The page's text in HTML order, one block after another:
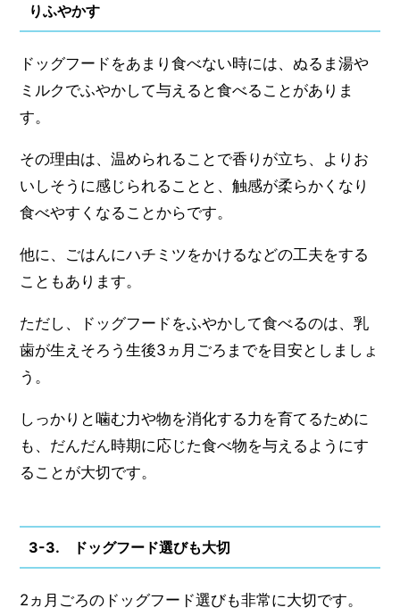
りふやかす
ドッグフードをあまり食べない時には、ぬるま湯や
ミルクでふやかして与えると食べることがありま
す。
その理由は、温められることで香りが立ち、よりお
いしそうに感じられることと、触感が柔らかくなり
食べやすくなることからです。
他に、ごはんにハチミツをかけるなどの工夫をする
こともあります。
ただし、ドッグフードをふやかして食べるのは、乳
歯が生えそろう生後3ヵ月ごろまでを目安としましょ
う。
しっかりと噛む力や物を消化する力を育てるために
も、だんだん時期に応じた食べ物を与えるようにす
ることが大切です。
3-3. ドッグフード選びも大切
2ヵ月ごろのドッグフード選びも非常に大切です。